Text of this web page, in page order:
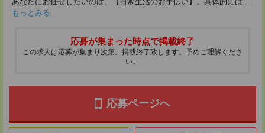
もっとみる
応募が集まった時点で掲載終了
この求人は応募が集まり次第、掲載終了致します。予めご理解くださ
い。
応募ページへ